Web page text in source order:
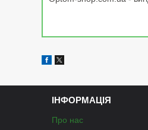
ІНФОРМАЦІЯ
Про нас